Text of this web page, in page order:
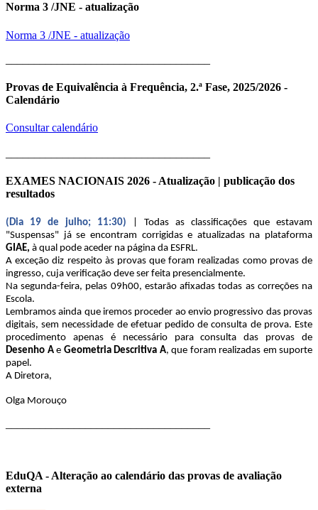
Norma 3 /JNE - atualização
Norma 3 /JNE - atualização
Provas de Equivalência à Frequência, 2.ª Fase, 2025/2026 -
Calendário
Consultar calendário
EXAMES NACIONAIS 2026 - Atualização | publicação dos
resultados
(Dia 19 de julho; 11:30)
| Todas as classificações que estavam
"Suspensas" já se encontram corrigidas e atualizadas na plataforma
GIAE, à qual pode aceder na página da ESFRL.
A exceção diz respeito às provas que foram realizadas como provas de
ingresso, cuja verificação deve ser feita presencialmente.
Na segunda-feira, pelas 09h00, estarão afixadas todas as correções na
Escola.
Lembramos ainda que iremos proceder ao envio progressivo das provas
digitais, sem necessidade de efetuar pedido de consulta de prova. Este
procedimento apenas é necessário para consulta das provas de
Desenho Ae Geometria Descritiva A, que foram realizadas em suporte
papel.
A Diretora,
Olga Morouço
EduQA - Alteração ao calendário das provas de avaliação
externa